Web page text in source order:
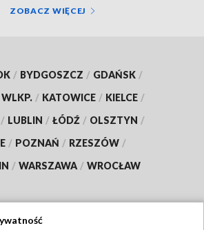
ZOBACZ WIĘCEJ
/ BYDGOSZCZ / GDAŃSK /
/ KATOWICE / KIELCE /
/ LUBLIN / ŁÓDŹ / OLSZTYN /
/ POZNAŃ / RZESZÓW /
/ WARSZAWA / WROCŁAW